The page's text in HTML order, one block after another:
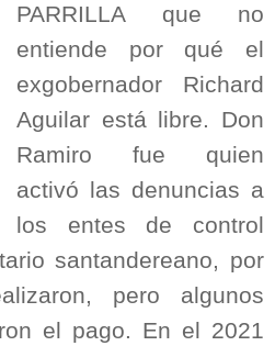
PARRILLA que no
entiende por qué el
exgobernador Richard
Aguilar está libre. Don
Ramiro fue quien
activó las denuncias a
los entes de control
santandereano, por
pero algunos
el pago. En el 2021